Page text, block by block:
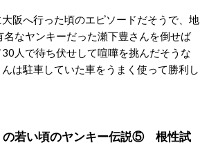
阪へ行った頃のエピソードだそうで、地
なヤンキーだった瀬下豊さんを倒せば
人で待ち伏せして喧嘩を挑んだそうな
は駐車していた車をうまく使って勝利し
の若い頃のヤンキー伝説⑤ 根性試